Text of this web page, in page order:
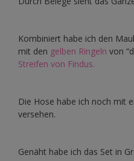
Kombiniert habe ich den
mit den gelben Ringeln von
Streifen von Findus.
Die Hose habe ich noch mit
versehen.
Genäht habe ich das Set in